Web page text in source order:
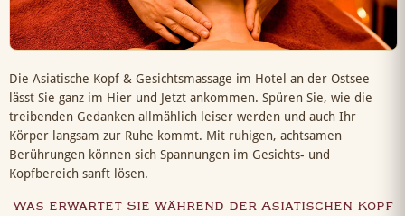
Die Asiatische Kopf & Gesichtsmassage im Hotel an der Ostsee
lässt Sie ganz im Hier und Jetzt ankommen. Spüren Sie, wie die
treibenden Gedanken allmählich leiser werden und auch Ihr
Körper langsam zur Ruhe kommt. Mit ruhigen, achtsamen
Berührungen können sich Spannungen im Gesichts- und
Kopfbereich sanft lösen.
Was erwartet Sie während der Asiatischen Kopf